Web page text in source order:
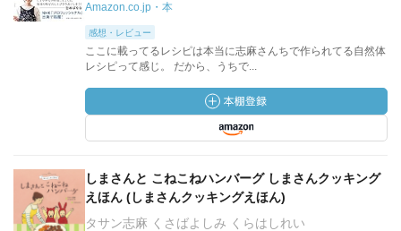
Amazon.co.jp・本
感想・レビュー
ここに載ってるレシピは本当に志麻さんちで作られてる自然体
レシピって感じ。 だから、うちで...
しまさんと こねこねハンバーグ しまさんクッキング
えほん (しまさんクッキングえほん)
タサン志麻 くさばよしみ くらはしれい